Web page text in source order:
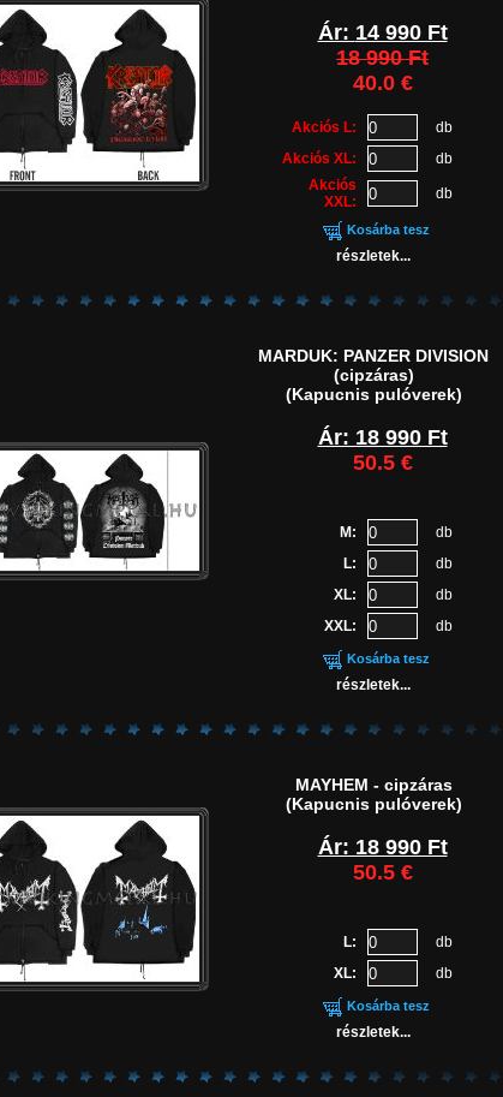
Ár: 14 990 Ft
18 990 Ft
40.0 €
Akciós L:
db
Akciós XL:
db
Akciós
XXL:
db
Kosárba tesz
részletek...
MARDUK: PANZER DIVISION
(cipzáras)
(Kapucnis pulóverek)
Ár: 18 990 Ft
50.5 €
M:
db
L:
db
XL:
db
XXL:
db
Kosárba tesz
részletek...
MAYHEM - cipzáras
(Kapucnis pulóverek)
Ár: 18 990 Ft
50.5 €
L:
db
XL:
db
Kosárba tesz
részletek...